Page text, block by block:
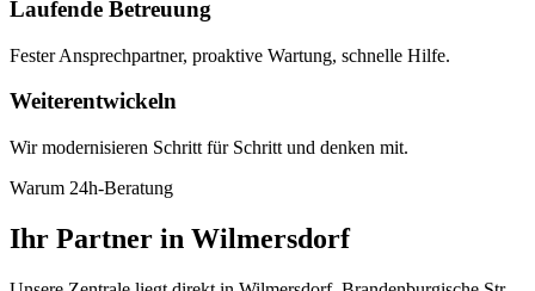
Laufende Betreuung
Fester Ansprechpartner, proaktive Wartung, schnelle Hilfe.
Weiterentwickeln
Wir modernisieren Schritt für Schritt und denken mit.
Warum 24h-Beratung
Ihr Partner in Wilmersdorf